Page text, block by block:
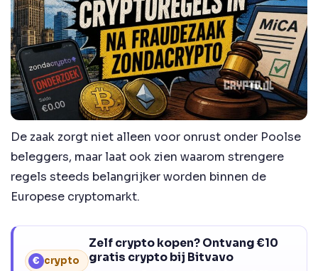
De zaak zorgt niet alleen voor onrust onder Poolse
beleggers, maar laat ook zien waarom strengere
regels steeds belangrijker worden binnen de
Europese cryptomarkt.
€ crypto
Zelf crypto kopen? Ontvang €10
gratis crypto bij Bitvavo